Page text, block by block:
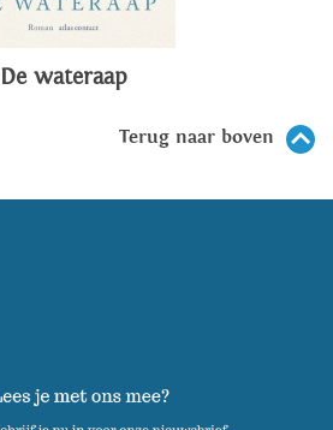
De wateraap
Terug naar boven